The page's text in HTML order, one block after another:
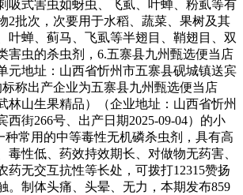
吸式害虫如蚜虫、飞虱、叶蝉、粉虱等有
2批次，次要用于水稻、蔬菜、果树及其
叶蝉、蓟马、飞虱等半翅目、鞘翅目、双
害虫的杀虫剂，6.五寨县九州甄选便当店
元地址：山西省忻州市五寨县砚城镇送宾
称出产企业为五寨县九州甄选便当店
林山生果精品）（企业地址：山西省忻州
西街266号、出产日期2025-09-04）的小
种常用的中等毒性无机磷杀虫剂，具有高
毒性低、药效持效期长、对做物无药害、
药无交互抗性等长处，可拨打12315赞扬
。制体头痛、头晕、无力，本期发布859